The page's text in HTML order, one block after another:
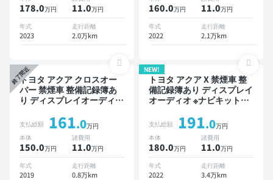
178.0万円 11.0万円
年式
2023
走行距離
2.0万km
ライブレコーダー 衝突軽減
160.0万円 11.0万円
年式
2022
走行距離
2.1万km
終了間近
トヨタ アクア クロスオー
バー 禁煙車 整備記録簿あ
り ディスプレイオーディオ
トキー ETC バックモニタ
ー ドライブレコーダー 衝
突軽減
支払総額 161.0万円
本体
150.0万円
諸費用
11.0万円
年式
2019
走行距離
0.8万km
NEW!
トヨタ アクア X 禁煙車 整
備記録簿あり ディスプレイ
オーディオ ※ナビキットあ
トキー ETC バックモニタ
ー 全方位カメラ 衝突軽減
支払総額 191.0万円
本体
180.0万円
諸費用
11.0万円
年式
2022
走行距離
3.4万km